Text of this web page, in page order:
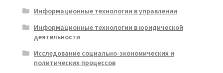
Информационные технологии в управлении
Информационные технологии в юридической
деятельности
Исследование социально-экономических и
политических процессов